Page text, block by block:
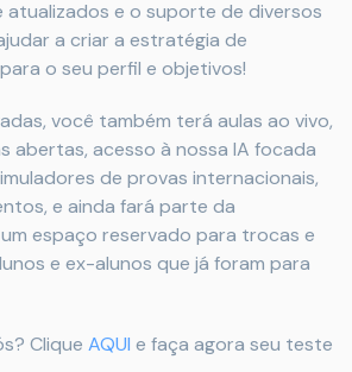
e o suporte de diversos
a criar a estratégia de
o seu perfil e objetivos!
você também terá aulas ao vivo,
abertas, acesso à nossa IA focada
de provas internacionais,
e ainda fará parte da
espaço reservado para trocas e
e ex-alunos que já foram para
Clique AQUI e faça agora seu teste